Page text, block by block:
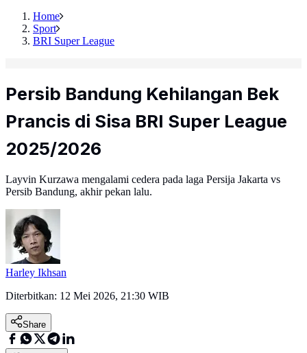
Home
Sport
BRI Super League
Persib Bandung Kehilangan Bek
Prancis di Sisa BRI Super League
2025/2026
Layvin Kurzawa mengalami cedera pada laga Persija Jakarta vs
Persib Bandung, akhir pekan lalu.
Harley Ikhsan
Diterbitkan: 12 Mei 2026, 21:30 WIB
Share